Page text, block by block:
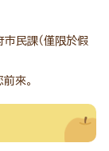
市民課（僅限於假
來。